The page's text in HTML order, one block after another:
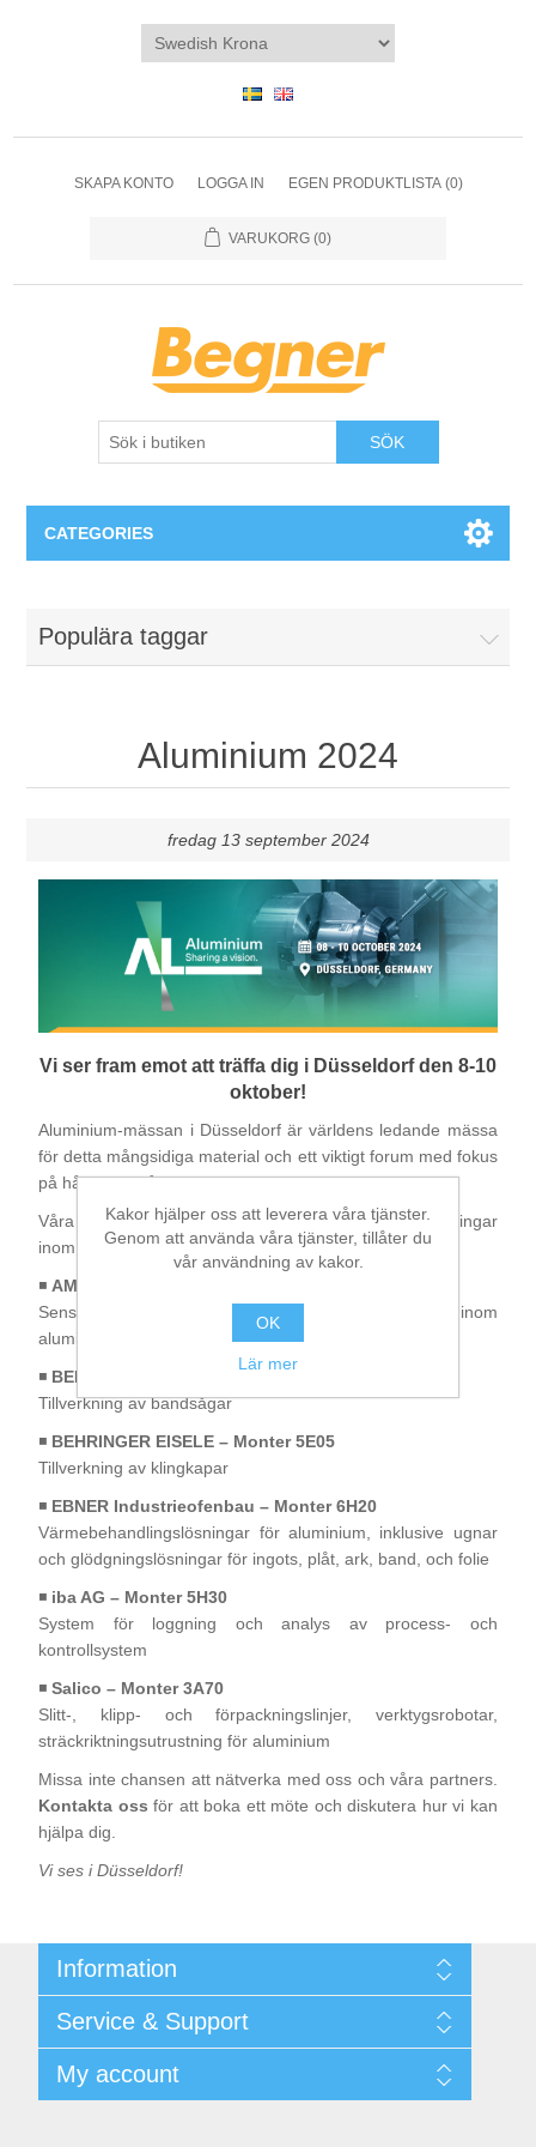
SKAPA KONTO LOGGA IN EGEN PRODUKTLISTA (0)
VARUKORG (0)
SÖK
CATEGORIES
Metallkapning
Värmebehandling
BRAUN Ytslipningsmaskiner
3D-svetsning
Bearbetning av stång, rör och profiler
Målnings- och ytbehandlingssystem
Utbildning
Populära taggar
Aluminium 2024
fredag 13 september 2024
Vi ser fram emot att träffa dig i Düsseldorf den 8-10
oktober!
Aluminium-mässan i Düsseldorf är världens ledande mässa
för detta mångsidiga material och ett viktigt forum med fokus
på hållbarhet, återvinning och den senaste tekniken.
Våra partners kommer att presentera innovativa lösningar
inom sina respektive områden:
◾️ AMETEK LAND – Monter 1B55
Sensorer och system för temperaturmätning inom
aluminiumindustrin
◾️ BEHRINGER – Monter 5E05
Tillverkning av bandsågar
◾️ BEHRINGER EISELE – Monter 5E05
Tillverkning av klingkapar
◾️ EBNER Industrieofenbau – Monter 6H20
Värmebehandlingslösningar för aluminium, inklusive ugnar
och glödgningslösningar för ingots, plåt, ark, band, och folie
◾️ iba AG – Monter 5H30
System för loggning och analys av process- och
kontrollsystem
◾️Salico – Monter 3A70
Slitt-, klipp- och förpackningslinjer, verktygsrobotar,
sträckriktningsutrustning för aluminium
Missa inte chansen att nätverka med oss och våra partners.
Kontakta oss för att boka ett möte och diskutera hur vi kan
hjälpa dig.
Vi ses i Düsseldorf!
Information
Integritetspolicy
Terms & Conditions
Begner System / iba Nordic
Service & Support
Leverantörslista
My account
Kakor hjälper oss att leverera våra tjänster.
Genom att använda våra tjänster, tillåter du
vår användning av kakor.
OK
Lär mer